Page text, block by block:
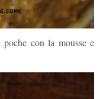
con la mousse e